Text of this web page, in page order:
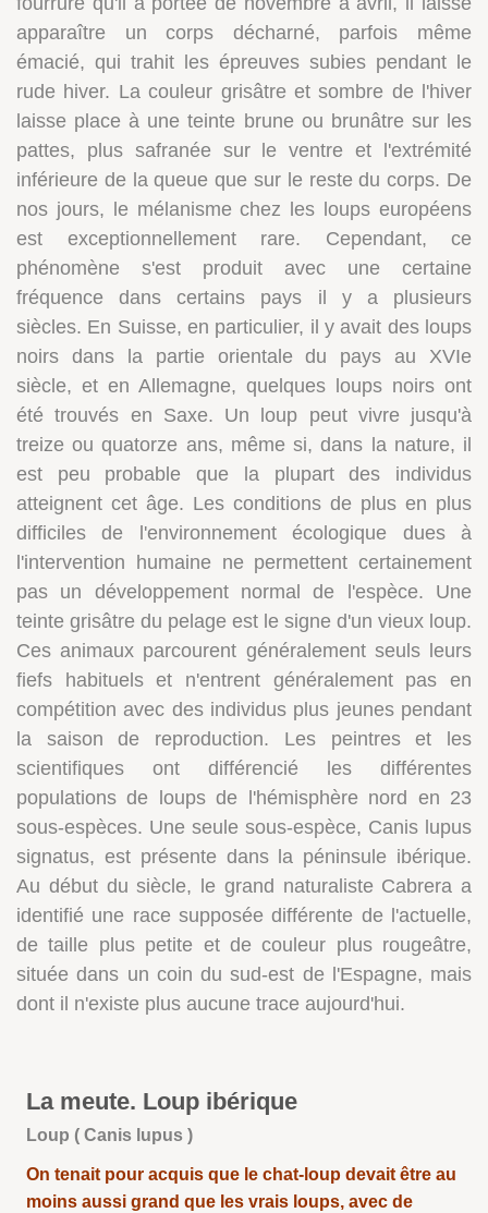
apparaître un corps décharné, parfois même
émacié, qui trahit les épreuves subies pendant le
rude hiver. La couleur grisâtre et sombre de l'hiver
laisse place à une teinte brune ou brunâtre sur les
pattes, plus safranée sur le ventre et l'extrémité
inférieure de la queue que sur le reste du corps. De
nos jours, le mélanisme chez les loups européens
est exceptionnellement rare. Cependant, ce
phénomène s'est produit avec une certaine
fréquence dans certains pays il y a plusieurs
siècles. En Suisse, en particulier, il y avait des loups
noirs dans la partie orientale du pays au XVIe
siècle, et en Allemagne, quelques loups noirs ont
été trouvés en Saxe. Un loup peut vivre jusqu'à
treize ou quatorze ans, même si, dans la nature, il
est peu probable que la plupart des individus
atteignent cet âge. Les conditions de plus en plus
difficiles de l'environnement écologique dues à
l'intervention humaine ne permettent certainement
pas un développement normal de l'espèce. Une
teinte grisâtre du pelage est le signe d'un vieux loup.
Ces animaux parcourent généralement seuls leurs
fiefs habituels et n'entrent généralement pas en
compétition avec des individus plus jeunes pendant
la saison de reproduction. Les peintres et les
scientifiques ont différencié les différentes
populations de loups de l'hémisphère nord en 23
sous-espèces. Une seule sous-espèce, Canis lupus
signatus, est présente dans la péninsule ibérique.
Au début du siècle, le grand naturaliste Cabrera a
identifié une race supposée différente de l'actuelle,
de taille plus petite et de couleur plus rougeâtre,
située dans un coin du sud-est de l'Espagne, mais
dont il n'existe plus aucune trace aujourd'hui.
La meute. Loup ibérique
Loup ( Canis lupus )
On tenait pour acquis que le chat-loup devait être au
moins aussi grand que les vrais loups, avec de